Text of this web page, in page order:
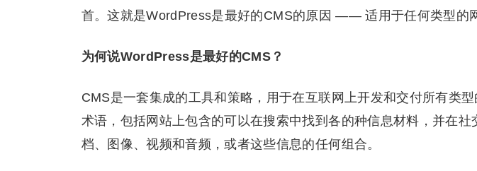
首。这就是WordPress是最好的CMS的原因 —— 适用于任何类型的
为何说WordPress是最好的CMS？
CMS是一套集成的工具和策略，用于在互联网上开发和交付所有类型
术语，包括网站上包含的可以在搜索中找到各的种信息材料，并在社
档、图像、视频和音频，或者这些信息的任何组合。